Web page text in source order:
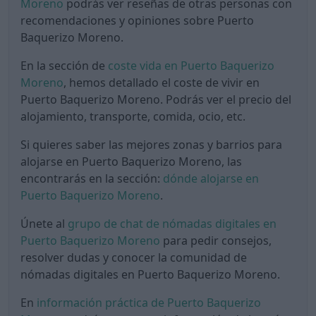
Moreno podrás ver reseñas de otras personas con
recomendaciones y opiniones sobre Puerto
Baquerizo Moreno.
En la sección de coste vida en Puerto Baquerizo
Moreno, hemos detallado el coste de vivir en
Puerto Baquerizo Moreno. Podrás ver el precio del
alojamiento, transporte, comida, ocio, etc.
Si quieres saber las mejores zonas y barrios para
alojarse en Puerto Baquerizo Moreno, las
encontrarás en la sección: dónde alojarse en
Puerto Baquerizo Moreno.
Únete al grupo de chat de nómadas digitales en
Puerto Baquerizo Moreno para pedir consejos,
resolver dudas y conocer la comunidad de
nómadas digitales en Puerto Baquerizo Moreno.
En información práctica de Puerto Baquerizo